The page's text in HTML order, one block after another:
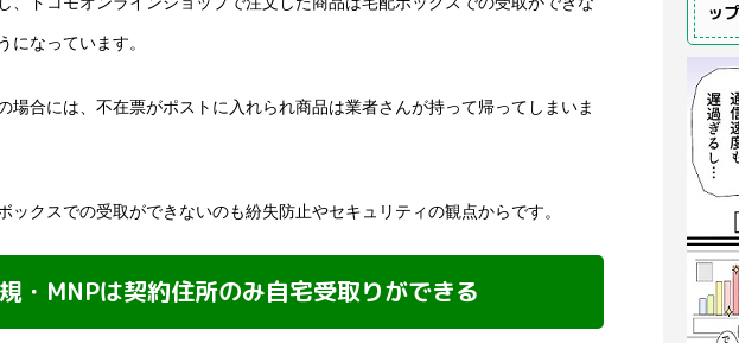
になっています。
場合には、不在票がポストに入れられ商品は業者さんが持って帰ってしまいま
ックスでの受取ができないのも紛失防止やセキュリティの観点からです。
・MNPは契約住所のみ自宅受取りができる
ップ